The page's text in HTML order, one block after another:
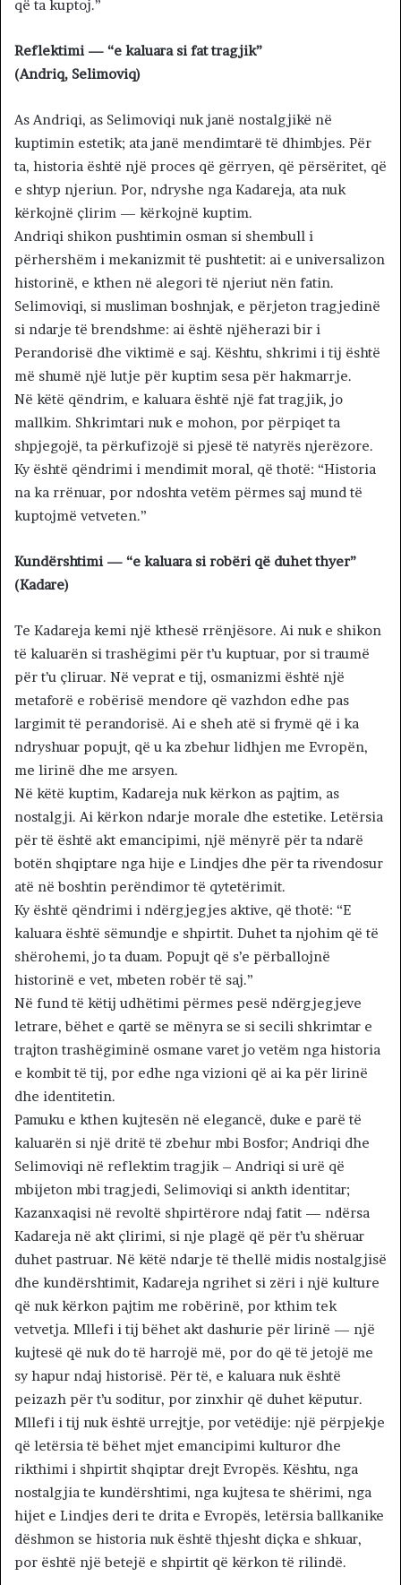
që ta kuptoj.”
Reflektimi — “e kaluara si fat tragjik”
(Andriq, Selimoviq)
As Andriqi, as Selimoviqi nuk janë nostalgjikë në
kuptimin estetik; ata janë mendimtarë të dhimbjes. Për
ta, historia është një proces që gërryen, që përsëritet, që
e shtyp njeriun. Por, ndryshe nga Kadareja, ata nuk
kërkojnë çlirim — kërkojnë kuptim.
Andriqi shikon pushtimin osman si shembull i
përhershëm i mekanizmit të pushtetit: ai e universalizon
historinë, e kthen në alegori të njeriut nën fatin.
Selimoviqi, si musliman boshnjak, e përjeton tragjedinë
si ndarje të brendshme: ai është njëherazi bir i
Perandorisë dhe viktimë e saj. Kështu, shkrimi i tij është
më shumë një lutje për kuptim sesa për hakmarrje.
Në këtë qëndrim, e kaluara është një fat tragjik, jo
mallkim. Shkrimtari nuk e mohon, por përpiqet ta
shpjegojë, ta përkufizojë si pjesë të natyrës njerëzore.
Ky është qëndrimi i mendimit moral, që thotë: “Historia
na ka rrënuar, por ndoshta vetëm përmes saj mund të
kuptojmë vetveten.”
Kundërshtimi — “e kaluara si robëri që duhet thyer”
(Kadare)
Te Kadareja kemi një kthesë rrënjësore. Ai nuk e shikon
të kaluarën si trashëgimi për t’u kuptuar, por si traumë
për t’u çliruar. Në veprat e tij, osmanizmi është një
metaforë e robërisë mendore që vazhdon edhe pas
largimit të perandorisë. Ai e sheh atë si frymë që i ka
ndryshuar popujt, që u ka zbehur lidhjen me Evropën,
me lirinë dhe me arsyen.
Në këtë kuptim, Kadareja nuk kërkon as pajtim, as
nostalgji. Ai kërkon ndarje morale dhe estetike. Letërsia
për të është akt emancipimi, një mënyrë për ta ndarë
botën shqiptare nga hije e Lindjes dhe për ta rivendosur
atë në boshtin perëndimor të qytetërimit.
Ky është qëndrimi i ndërgjegjes aktive, që thotë: “E
kaluara është sëmundje e shpirtit. Duhet ta njohim që të
shërohemi, jo ta duam. Popujt që s’e përballojnë
historinë e vet, mbeten robër të saj.”
Në fund të këtij udhëtimi përmes pesë ndërgjegjeve
letrare, bëhet e qartë se mënyra se si secili shkrimtar e
trajton trashëgiminë osmane varet jo vetëm nga historia
e kombit të tij, por edhe nga vizioni që ai ka për lirinë
dhe identitetin.
Pamuku e kthen kujtesën në elegancë, duke e parë të
kaluarën si një dritë të zbehur mbi Bosfor; Andriqi dhe
Selimoviqi në reflektim tragjik – Andriqi si urë që
mbijeton mbi tragjedi, Selimoviqi si ankth identitar;
Kazanxaqisi në revoltë shpirtërore ndaj fatit — ndërsa
Kadareja në akt çlirimi, si nje plagë që për t’u shëruar
duhet pastruar. Në këtë ndarje të thellë midis nostalgjisë
dhe kundërshtimit, Kadareja ngrihet si zëri i një kulture
që nuk kërkon pajtim me robërinë, por kthim tek
vetvetja. Mllefi i tij bëhet akt dashurie për lirinë — një
kujtesë që nuk do të harrojë më, por do që të jetojë me
sy hapur ndaj historisë. Për të, e kaluara nuk është
peizazh për t’u soditur, por zinxhir që duhet këputur.
Mllefi i tij nuk është urrejtje, por vetëdije: një përpjekje
që letërsia të bëhet mjet emancipimi kulturor dhe
rikthimi i shpirtit shqiptar drejt Evropës. Kështu, nga
nostalgjia te kundërshtimi, nga kujtesa te shërimi, nga
hijet e Lindjes deri te drita e Evropës, letërsia ballkanike
dëshmon se historia nuk është thjesht diçka e shkuar,
por është një betejë e shpirtit që kërkon të rilindë.